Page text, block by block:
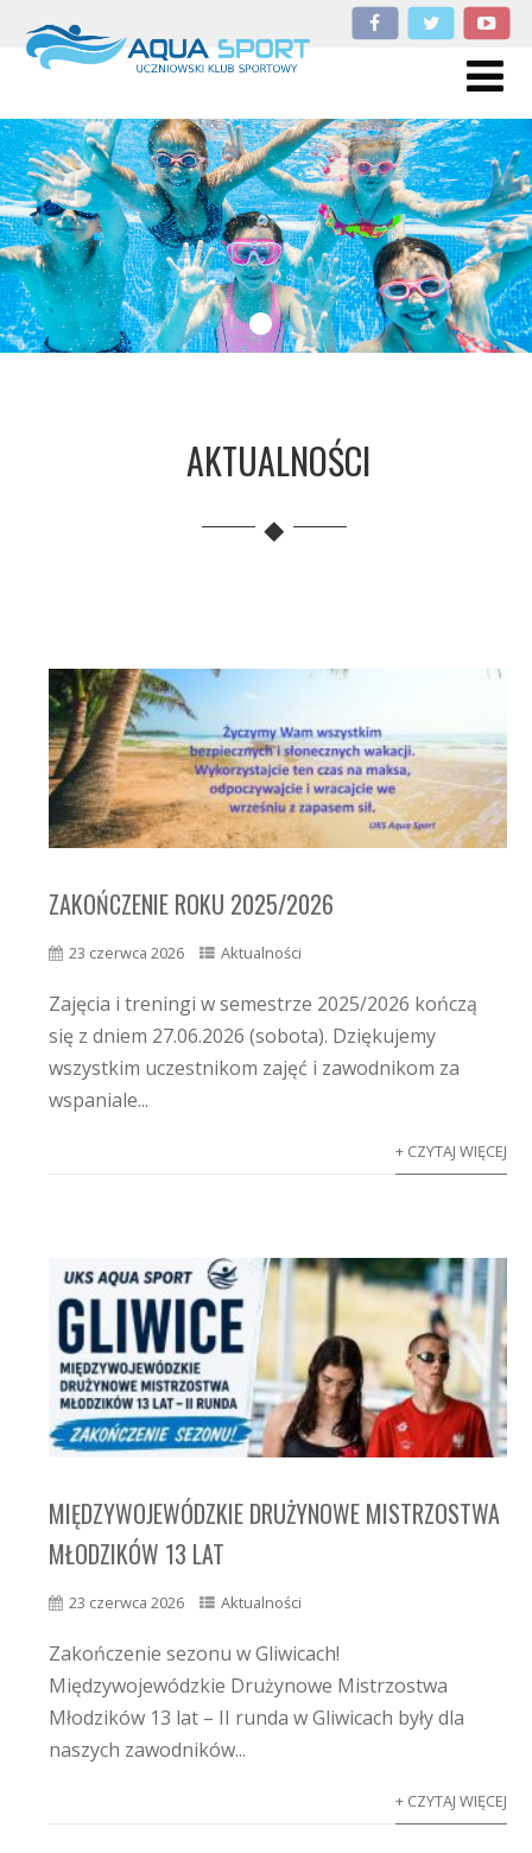
AKTUALNOŚCI
ZAKOŃCZENIE ROKU 2025/2026
23 czerwca 2026 Aktualności
Zajęcia i treningi w semestrze 2025/2026 kończą
się z dniem 27.06.2026 (sobota). Dziękujemy
wszystkim uczestnikom zajęć i zawodnikom za
wspaniale...
+ CZYTAJ WIĘCEJ
MIĘDZYWOJEWÓDZKIE DRUŻYNOWE MISTRZOSTWA
MŁODZIKÓW 13 LAT
23 czerwca 2026 Aktualności
Zakończenie sezonu w Gliwicach!
Międzywojewódzkie Drużynowe Mistrzostwa
Młodzików 13 lat – II runda w Gliwicach były dla
naszych zawodników...
+ CZYTAJ WIĘCEJ